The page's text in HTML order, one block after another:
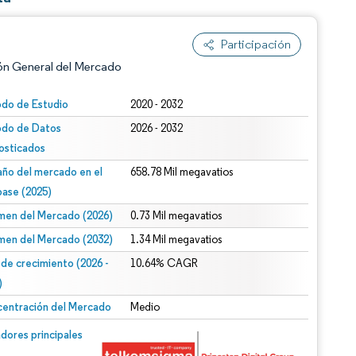
Participación
General del Mercado
de Estudio 2020 - 2032
de Datos
2026 - 2032
del mercado en el
(2025)
658.78 Mil megavatios
del Mercado (2026) 0.73 Mil megavatios
del Mercado (2032) 1.34 Mil megavatios
de crecimiento (2026 -
10.64% CAGR
del Mercado Medio
principales
© Mordor Intelligence. El uso requiere atribución según CC BY 4.0.
CC BY 4.0.